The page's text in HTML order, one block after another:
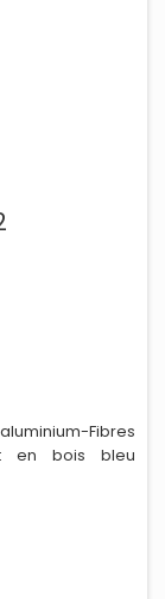
ium-Fibres
en bois bleu